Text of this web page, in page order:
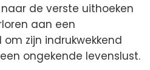
de verste uithoeken
aan een
zijn indrukwekkend
ongekende levenslust.